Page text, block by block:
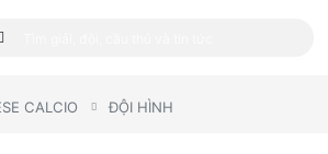
CALCIO ĐỘI HÌNH